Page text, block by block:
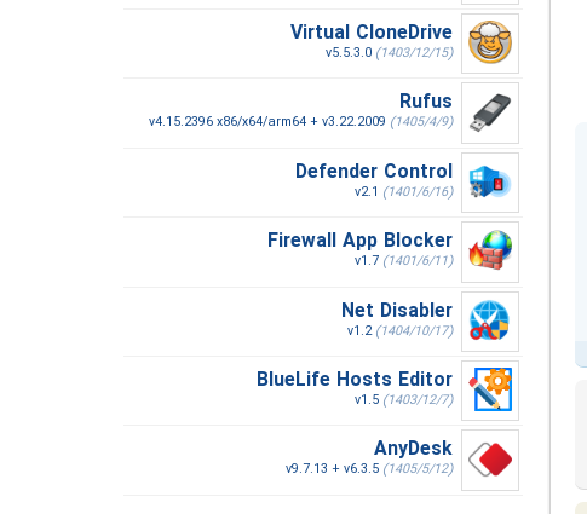
Virtual CloneDrive
v5.5.3.0 (1403/12/15)
Rufus
v4.15.2396 x86/x64/arm64 + v3.22.2009 (1405/4/9)
Defender Control
v2.1 (1401/6/16)
Firewall App Blocker
v1.7 (1401/6/11)
Net Disabler
v1.2(1404/10/17)
BlueLife Hosts Editor
v1.5 (1403/12/7)
AnyDesk
v9.7.13 + v6.3.5 (1405/5/12)